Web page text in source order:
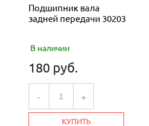
Подшипник вала
задней передачи 30203
В наличии
180 руб.
- +
КУПИТЬ